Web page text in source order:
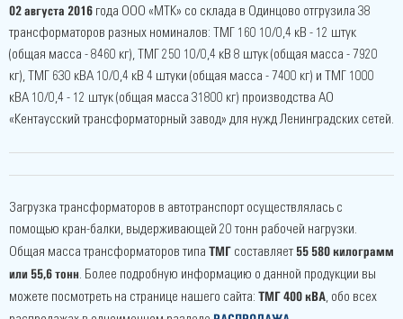
02 августа 2016 года ООО «МТК» со склада в Одинцово отгрузила 38
трансформаторов разных номиналов: ТМГ 160 10/0,4 кВ - 12 штук
(общая масса - 8460 кг), ТМГ 250 10/0,4 кВ 8 штук (общая масса - 7920
кг), ТМГ 630 кВА 10/0,4 кВ 4 штуки (общая масса - 7400 кг) и ТМГ 1000
кВА 10/0,4 - 12 штук (общая масса 31800 кг) производства АО
«Кентаусский трансформаторный завод» для нужд Ленинградских сетей.
Загрузка трансформаторов в автотранспорт осуществлялась с
помощью кран-балки, выдерживающей 20 тонн рабочей нагрузки.
Общая масса трансформаторов типа ТМГ составляет 55 580 килограмм
или 55,6 тонн. Более подробную информацию о данной продукции вы
можете посмотреть на странице нашего сайта: ТМГ 400 кВА, обо всех